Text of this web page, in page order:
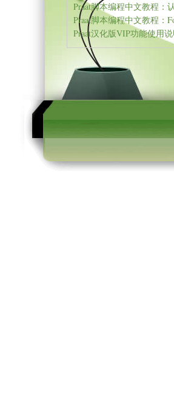
Praat脚本编程中文教程：
Praat脚本编程中文教程：
Praat汉化版VIP功能使用